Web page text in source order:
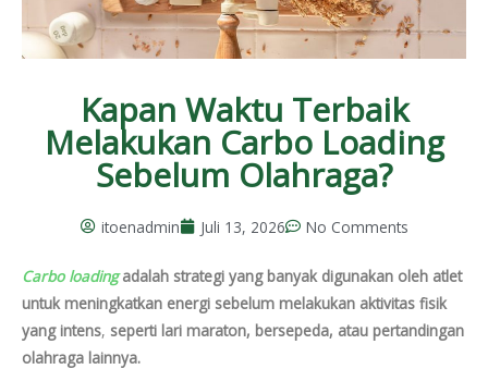
Kapan Waktu Terbaik
Melakukan Carbo Loading
Sebelum Olahraga?
itoenadmin Juli 13, 2026 No Comments
Carbo loadingadalah strategi yang banyak digunakan oleh atlet
untuk meningkatkan energi sebelum melakukan aktivitas fisik
yang intens, seperti lari maraton, bersepeda, atau pertandingan
olahraga lainnya.